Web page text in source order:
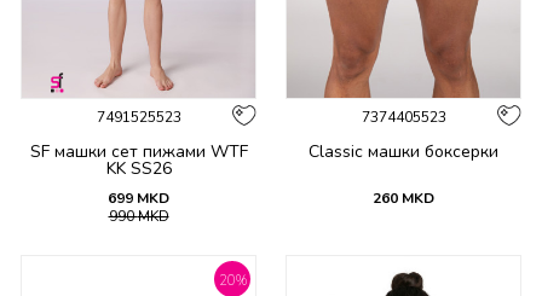
7491525523
SF машки сет пижами WTF
KK SS26
699 MKD
990MKD
7374405523
Classic машки боксерки
260 MKD
20%